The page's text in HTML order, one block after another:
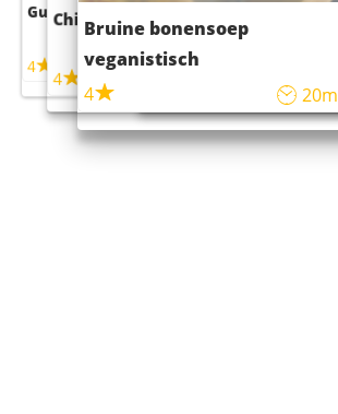
Guacamole
4
Chili con carne
4 45m
Bruine bonensoep
veganistisch
4
20m
Sushi rijstsalade
maaltijdsalade
4